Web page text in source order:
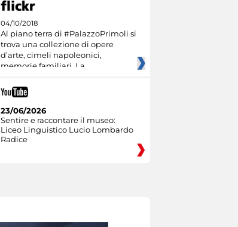
04/10/2018
Al piano terra di #PalazzoPrimoli si
trova una collezione di opere
d’arte, cimeli napoleonici,
memorie familiari. La
23/06/2026
Sentire e raccontare il museo:
Liceo Linguistico Lucio Lombardo
Radice